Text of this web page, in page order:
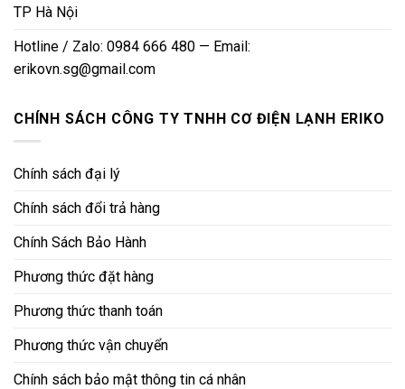
TP Hà Nội
Hotline / Zalo: 0984 666 480 — Email:
erikovn.sg@gmail.com
CHÍNH SÁCH CÔNG TY TNHH CƠ ĐIỆN LẠNH ERIKO
Chính sách đại lý
Chính sách đổi trả hàng
Chính Sách Bảo Hành
Phương thức đặt hàng
Phương thức thanh toán
Phương thức vận chuyển
Chính sách bảo mật thông tin cá nhân